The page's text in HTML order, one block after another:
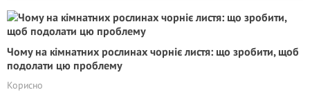
Чому на кімнатних рослинах чорніє листя: що зробити, щоб
подолати цю проблему
Корисно